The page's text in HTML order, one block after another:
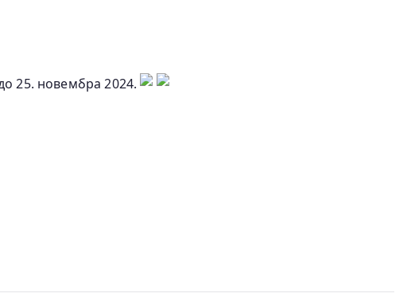
25. новембра 2024.